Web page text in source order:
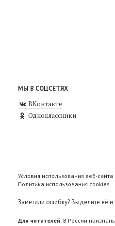
МЫ В СОЦСЕТЯХ
ВКонтакте
Одноклассники
Условия использования веб-
Политика использования cookies
Заметили ошибку? Выделите её и
Для читателей: В России